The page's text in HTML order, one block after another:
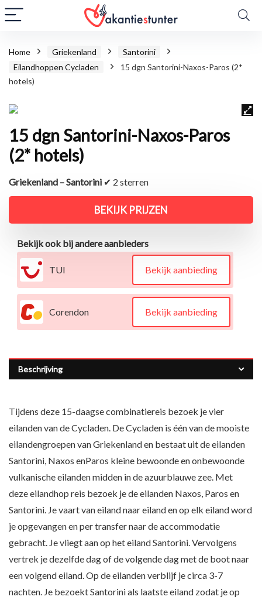
Home Griekenland
Santorini
Eilandhoppen Cycladen
15 dgn Santorini-Naxos-Paros (2*
hotels)
15 dgn Santorini-Naxos-Paros
(2* hotels)
Griekenland – Santorini ✔ 2 sterren
BEKIJK PRIJZEN
Bekijk ook bij andere aanbieders
TUI Bekijk aanbieding
Corendon Bekijk aanbieding
Beschrijving
Tijdens deze 15-daagse combinatiereis bezoek je vier
eilanden van de Cycladen. De Cycladen is één van de mooiste
eilandengroepen van Griekenland en bestaat uit de eilanden
Santorini, Naxos enParos kleine bewoonde en onbewoonde
vulkanische eilanden midden in de azuurblauwe zee. Met
deze eilandhop reis bezoek je de eilanden Naxos, Paros en
Santorini. Je vaart van eiland naar eiland en op elk eiland word
je opgevangen en per transfer naar de accommodatie
gebracht. Je vliegt aan op het eiland Santorini. Vervolgens
vertrek je dezelfde dag of de volgende dag met de boot naar
een volgend eiland. Op de eilanden verblijf je circa 3-7
nachten. Je bezoekt Santorini als laatste eiland zodat je op